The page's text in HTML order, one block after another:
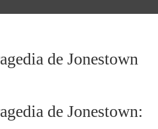
de Jonestown
de Jonestown: